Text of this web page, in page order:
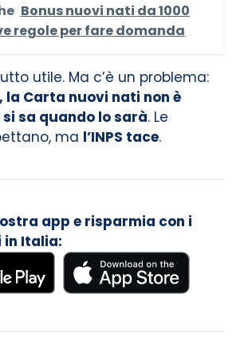
Bonus nuovi nati da 1000
regole per fare domanda
utile. Ma c’è un problema:
la Carta nuovi nati non è
sa quando lo sarà. Le
ma l’INPS tace.
app e risparmia con i
Italia: